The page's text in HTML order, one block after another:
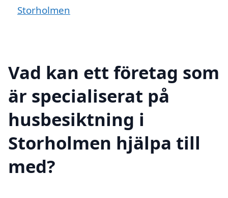
Storholmen
Vad kan ett företag som
är specialiserat på
husbesiktning i
Storholmen hjälpa till
med?